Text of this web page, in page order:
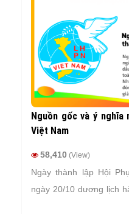
Nguồn gốc và ý nghĩa
Việt Nam
58,410 (View)
Ngày thành lập Hội
ngày 20/10 dương lịch